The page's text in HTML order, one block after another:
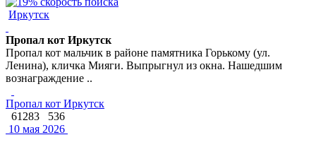
Иркутск
Пропал кот Иркутск
Пропал кот мальчик в районе памятника Горькому (ул.
Ленина), кличка Мияги. Выпрыгнул из окна. Нашедшим
вознаграждение ..
Пропал кот Иркутск
61283
536
10 мая 2026